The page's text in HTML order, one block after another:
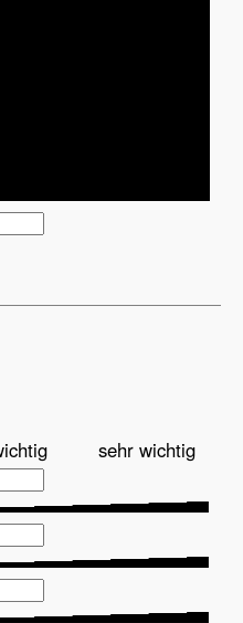
sehr wichtig